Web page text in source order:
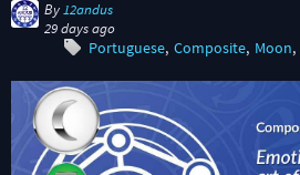
By 12andus
29 days ago
Portuguese Composite Moon